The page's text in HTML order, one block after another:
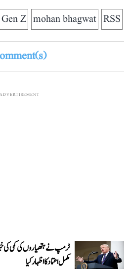
RSS
mohan bhagwat
Gen Z
ADVERTISEMENT
ٹرمپ نے ہتھیاروں کی کمی کی
مکمل اعتماد کا اظہار کیا